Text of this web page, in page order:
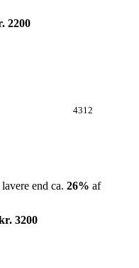
2200
4312
end ca. 26% af
3200